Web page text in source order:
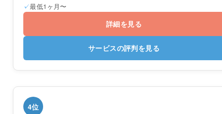
最低1ヶ月〜
詳細を見る
サービスの評判を見る
4位